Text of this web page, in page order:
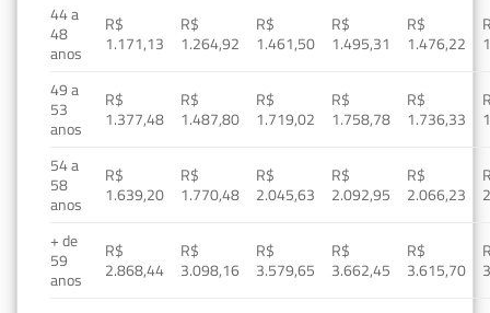
44 a
48
anos
R$
1.171,13
R$
1.264,92
R$
1.461,50
R$
1.495,31
R$
1.476,22
49 a
53
anos
R$
1.377,48
R$
1.487,80
R$
1.719,02
R$
1.758,78
R$
1.736,33
54 a
58
anos
R$
1.639,20
R$
1.770,48
R$
2.045,63
R$
2.092,95
R$
2.066,23
+ de
59
anos
R$
2.868,44
R$
3.098,16
R$
3.579,65
R$
3.662,45
R$
3.615,70